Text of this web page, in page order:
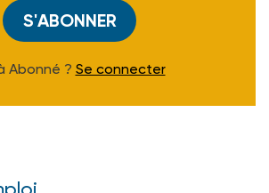
S'ABONNER
Abonné ? Se connecter